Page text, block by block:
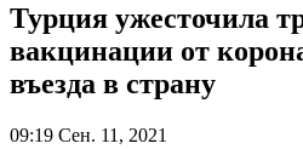
Турция ужесточила
вакцинации от
въезда в страну
09:19 Сен. 11, 2021